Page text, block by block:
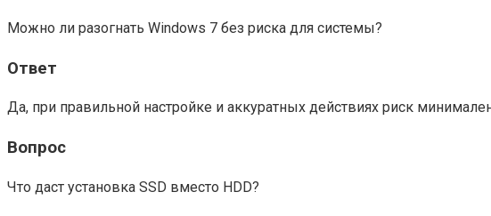
Можно ли разогнать Windows 7 без риска для системы?
Ответ
Да, при правильной настройке и аккуратных действиях риск
Вопрос
Что даст установка SSD вместо HDD?